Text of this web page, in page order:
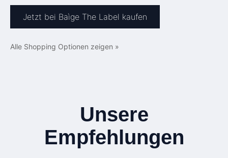
Jetzt bei Baìge The Label kaufen
Alle Shopping Optionen zeigen »
Unsere
Empfehlungen